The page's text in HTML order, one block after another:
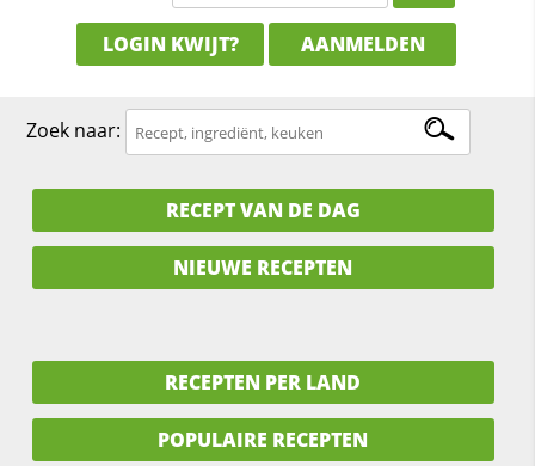
LOGIN KWIJT? AANMELDEN
Zoek naar:
RECEPT VAN DE DAG
NIEUWE RECEPTEN
RECEPTEN PER LAND
POPULAIRE RECEPTEN